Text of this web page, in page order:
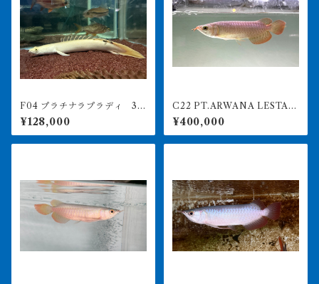
F04 プラチナラプラディ 30
㎝前後 出戻り個体
¥128,000
C22 PT.ARWANA LESTARI
最高峰紅龍 アブソリュートレ
ッド 21㎝前後 260-00515
7
¥400,000